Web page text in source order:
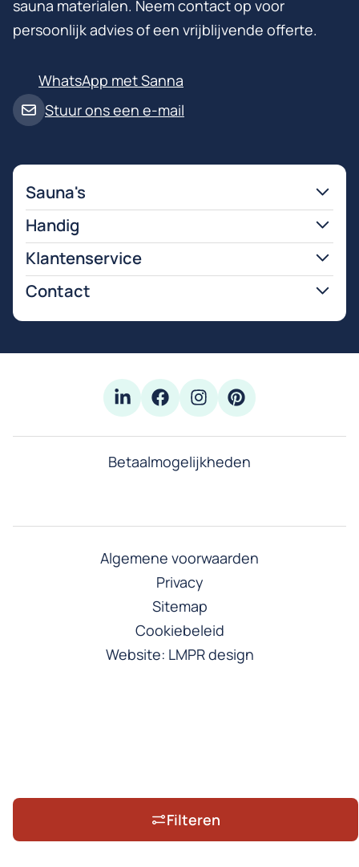
Filteren
sauna materialen. Neem contact op voor
persoonlijk advies of een vrijblijvende offerte.
Stuur ons een e-mail
WhatsApp met Sanna
Sauna's
Handig
Klantenservice
Contact
Betaalmogelijkheden
Algemene voorwaarden
Privacy
Sitemap
Cookiebeleid
Website: LMPR design